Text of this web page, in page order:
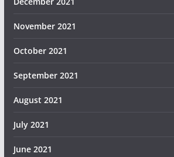
November 2021
October 2021
September 2021
August 2021
July 2021
June 2021